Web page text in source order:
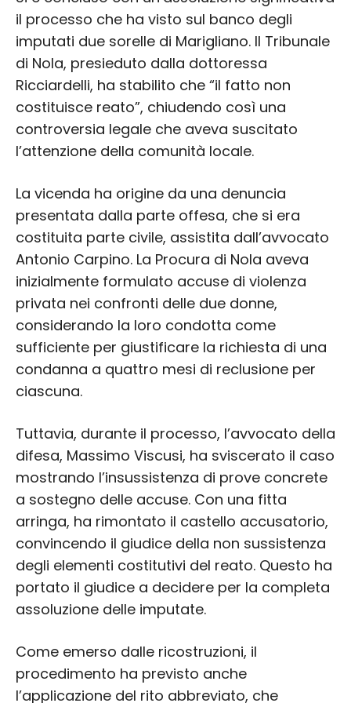
il processo che ha visto sul banco degli
imputati due sorelle di Marigliano. Il Tribunale
di Nola, presieduto dalla dottoressa
Ricciardelli, ha stabilito che “il fatto non
costituisce reato”, chiudendo così una
controversia legale che aveva suscitato
l’attenzione della comunità locale.
La vicenda ha origine da una denuncia
presentata dalla parte offesa, che si era
costituita parte civile, assistita dall’avvocato
Antonio Carpino. La Procura di Nola aveva
inizialmente formulato accuse di violenza
privata nei confronti delle due donne,
considerando la loro condotta come
sufficiente per giustificare la richiesta di una
condanna a quattro mesi di reclusione per
ciascuna.
Tuttavia, durante il processo, l’avvocato della
difesa, Massimo Viscusi, ha sviscerato il caso
mostrando l’insussistenza di prove concrete
a sostegno delle accuse. Con una fitta
arringa, ha rimontato il castello accusatorio,
convincendo il giudice della non sussistenza
degli elementi costitutivi del reato. Questo ha
portato il giudice a decidere per la completa
assoluzione delle imputate.
Come emerso dalle ricostruzioni, il
procedimento ha previsto anche
l’applicazione del rito abbreviato, che